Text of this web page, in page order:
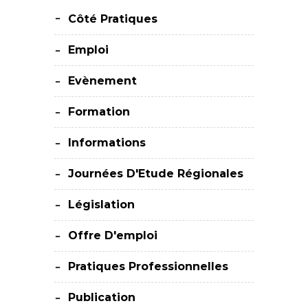
Côté Pratiques
Emploi
Evènement
Formation
Informations
Journées D'Etude Régionales
Législation
Offre D'emploi
Pratiques Professionnelles
Publication